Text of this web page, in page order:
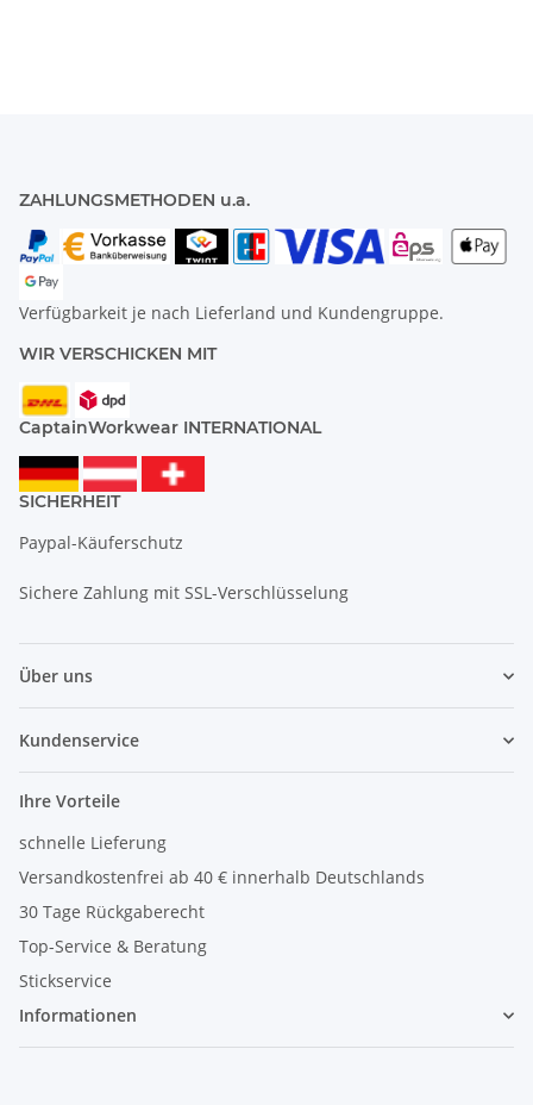
ZAHLUNGSMETHODEN u.a.
Verfügbarkeit je nach Lieferland und Kundengruppe.
WIR VERSCHICKEN MIT
CaptainWorkwear INTERNATIONAL
SICHERHEIT
Paypal-Käuferschutz
Sichere Zahlung mit SSL-Verschlüsselung
Über uns
Kundenservice
Ihre Vorteile
schnelle Lieferung
Versandkostenfrei ab 40 € innerhalb Deutschlands
30 Tage Rückgaberecht
Top-Service & Beratung
Stickservice
Informationen